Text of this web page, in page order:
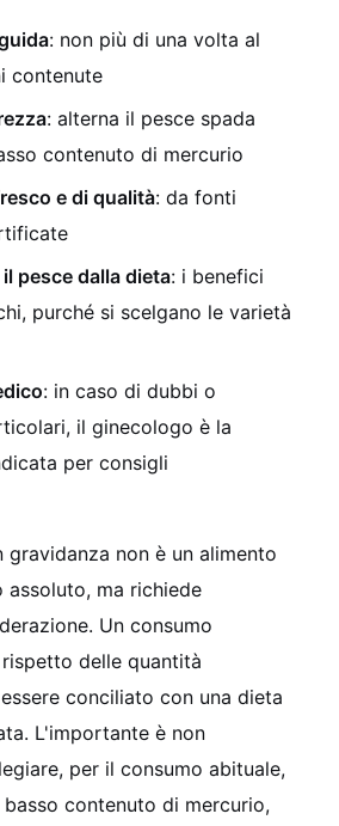
: non più di una volta al
contenute
: alterna il pesce spada
contenuto di mercurio
e di qualità: da fonti
pesce dalla dieta: i benefici
purché si scelgano le varietà
: in caso di dubbi o
il ginecologo è la
per consigli
gravidanza non è un alimento
assoluto, ma richiede
Un consumo
delle quantità
conciliato con una dieta
L'importante è non
per il consumo abituale,
contenuto di mercurio,